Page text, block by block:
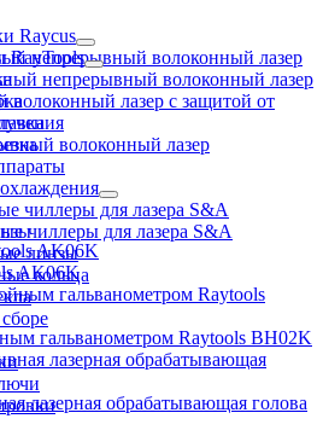
Rayсus
непрерывный волоконный лазер
непрерывный волоконный лазер
лазер с защитой от
волоконный лазер
RayTools
чиллеры для лазера S&A
чиллеры для лазера S&A
линзы
кольца
AK06K
гальванометром Raytools BH02K
лазерная обрабатывающая голова